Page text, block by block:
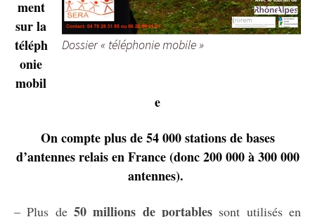
Dossier « téléphonie mobile »
ment
sur la
téléph
onie
mobil
e
On compte plus de 54 000 stations de bases
d’antennes relais en France (donc 200 000 à 300 000
antennes).
– Plus de 50 millions de portables sont utilisés en